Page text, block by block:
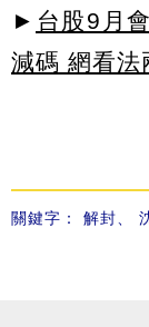
► 台股9月
減碼 網看法
關鍵字： 解封